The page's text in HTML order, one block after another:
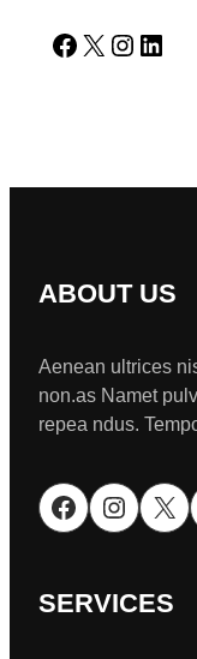
Facebook X Instagram LinkedIn
ABOUT US
Aenean ultrices
non.as Namet
repea ndus.
Facebook Instagram X
SERVICES